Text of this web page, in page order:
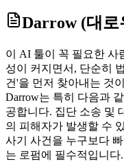
Darrow (대로
이 AI 툴이 꼭 필요한 사
성이 커지면서, 단순히
건'을 먼저 찾아내는 것
Darrow는 특히 다음과
공합니다. 집단 소송 및
의 피해자가 발생할 수
사기 사건을 누구보다
는 로펌에 필수적입니